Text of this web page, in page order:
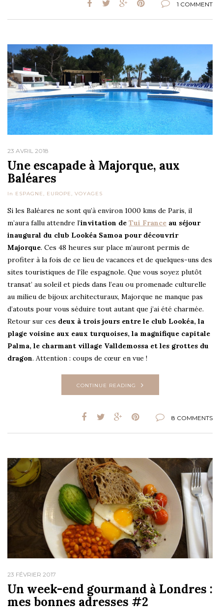
1 COMMENT
23 AVRIL 2018
Une escapade à Majorque, aux
Baléares
In ESPAGNE EUROPE VOYAGES
Si les Baléares ne sont qu’à environ 1000 kms de Paris, il
m’aura fallu attendre l’invitation de Tui France au séjour
inaugural du club Lookéa Samoa pour découvrir
Majorque. Ces 48 heures sur place m’auront permis de
profiter à la fois de ce lieu de vacances et de quelques-uns des
sites touristiques de l’île espagnole. Que vous soyez plutôt
transat’ au soleil et pieds dans l’eau ou promenade culturelle
au milieu de bijoux architecturaux, Majorque ne manque pas
d’atouts pour vous séduire tout autant que j’ai été charmée.
Retour sur ces deux à trois jours entre le club Lookéa, la
plage voisine aux eaux turquoises, la magnifique capitale
Palma, le charmant village Valldemossa et les grottes du
dragon. Attention : coups de cœur en vue !
CONTINUE READING
8 COMMENTS
23 FÉVRIER 2017
Un week-end gourmand à Londres :
mes bonnes adresses #2